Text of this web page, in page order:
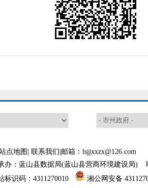
点地图 联系我们 |邮箱：lsjjxxzx@126.com
：蓝山县数据局(蓝山县营商环境建设局)
标识码：4311270010
湘公网安备